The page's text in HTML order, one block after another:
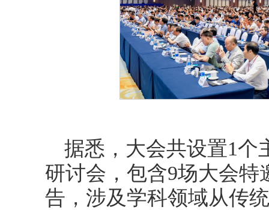
据悉，大会共设置1个
研讨会，包含9场大会特
告，涉及学科领域从传